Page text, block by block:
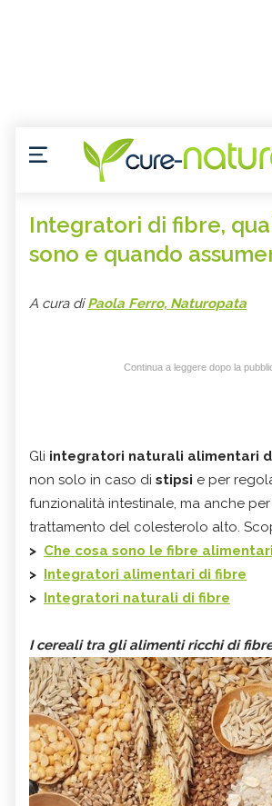
Integratori di fibre,
sono e quando
A cura diPaola Ferro, Naturopata
Continua a leggere dopo la
Gli integratori naturali alimentari
non solo in caso di stipsi e per
funzionalità intestinale, ma anche
trattamento del colesterolo alto.
> Che cosa sono le fibre alimentari
> Integratori alimentari di fibre
> Integratori naturali di fibre
I cereali tra gli alimenti ricchi di